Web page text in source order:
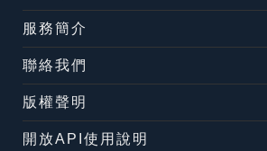
服務簡介
聯絡我們
版權聲明
開放API使用說明